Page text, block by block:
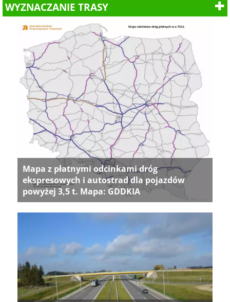
WYZNACZANIE TRASY
Mapa z płatnymi odcinkami dróg
ekspresowych i autostrad dla pojazdów
powyżej 3,5 t. Mapa: GDDKIA